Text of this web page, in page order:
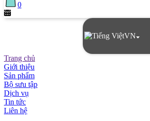
0
VN
Trang chủ
Giới thiệu
Sản phẩm
Bộ sưu tập
Dịch vụ
Tin tức
Liên hệ